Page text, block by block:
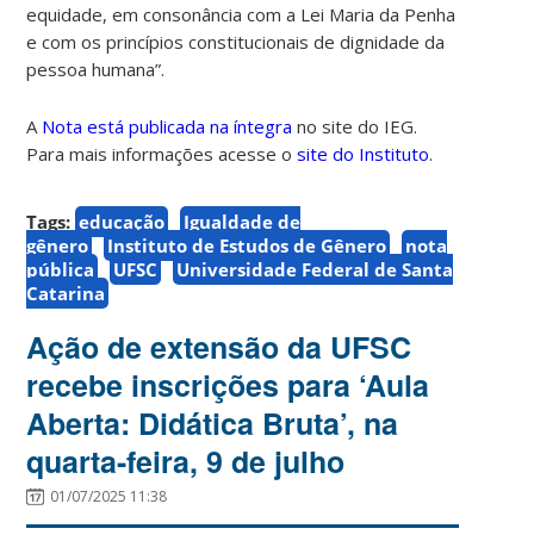
equidade, em consonância com a Lei Maria da Penha
e com os princípios constitucionais de dignidade da
pessoa humana”.
A Nota está publicada na íntegrano site do IEG.
Para mais informações acesse osite do Instituto.
Tags: educação
Igualdade de
gênero
Instituto de Estudos de Gênero
nota
pública
UFSC
Universidade Federal de Santa
Catarina
Ação de extensão da UFSC
recebe inscrições para ‘Aula
Aberta: Didática Bruta’, na
quarta-feira, 9 de julho
01/07/2025 11:38